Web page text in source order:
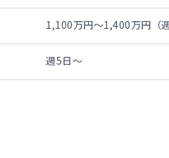
施設内の健康診断・人間
【巡回健診】
・受付終了時間から30分
・依頼元の常勤医師、ま
1,100万円～1,400万円（
週5日～